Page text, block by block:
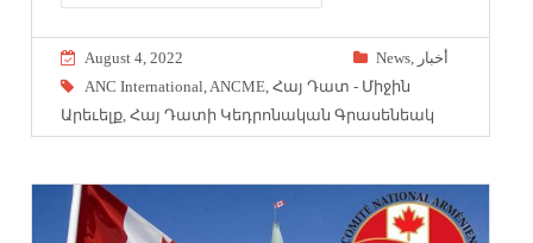
August 4, 2022 News,
أخبار
ANC International ANCME ,Հայ Դատ - Միջին
Արեւելք ,Հայ Դատի Կեդրոնական Գրասենեակ